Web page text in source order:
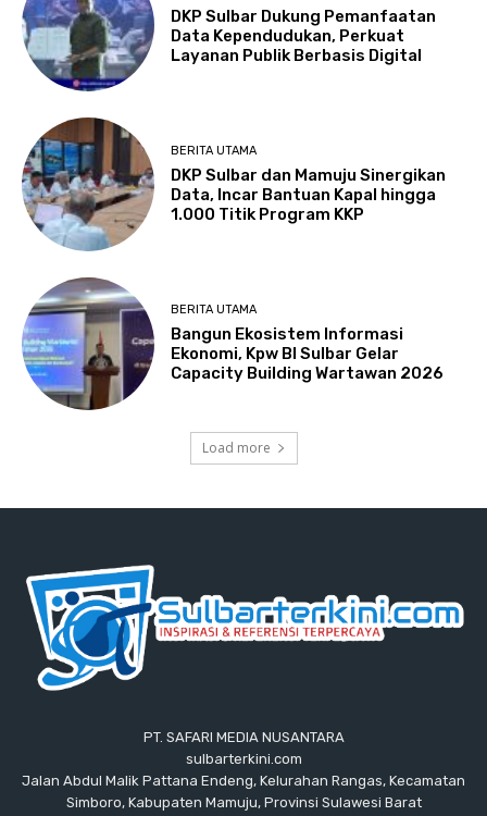
DKP Sulbar Dukung Pemanfaatan
Data Kependudukan, Perkuat
Layanan Publik Berbasis Digital
BERITA UTAMA
DKP Sulbar dan Mamuju Sinergikan
Data, Incar Bantuan Kapal hingga
1.000 Titik Program KKP
BERITA UTAMA
Bangun Ekosistem Informasi
Ekonomi, Kpw BI Sulbar Gelar
Capacity Building Wartawan 2026
Load more
PT. SAFARI MEDIA NUSANTARA
sulbarterkini.com
Jalan Abdul Malik Pattana Endeng, Kelurahan Rangas, Kecamatan
Simboro, Kabupaten Mamuju, Provinsi Sulawesi Barat